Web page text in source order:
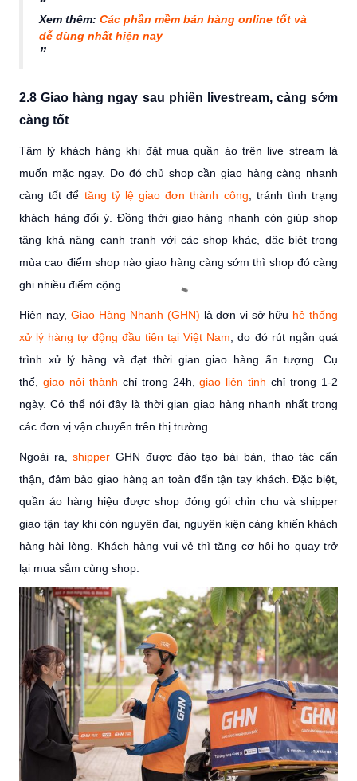
Xem thêm: Các phần mềm bán hàng online tốt và
dễ dùng nhất hiện nay
2.8 Giao hàng ngay sau phiên livestream, càng sớm
càng tốt
Tâm lý khách hàng khi đặt mua quần áo trên live stream là
muốn mặc ngay. Do đó chủ shop cần giao hàng càng nhanh
càng tốt để tăng tỷ lệ giao đơn thành công , tránh tình trạng
khách hàng đổi ý. Đồng thời giao hàng nhanh còn giúp shop
tăng khả năng cạnh tranh với các shop khác, đặc biệt trong
mùa cao điểm shop nào giao hàng càng sớm thì shop đó càng
ghi nhiều điểm cộng.
Hiện nay, Giao Hàng Nhanh (GHN) là đơn vị sở hữu hệ thống
xử lý hàng tự động đầu tiên tại Việt Nam , do đó rút ngắn quá
trình xử lý hàng và đạt thời gian giao hàng ấn tượng. Cụ
thể, giao nội thành chỉ trong 24h,giao liên tỉnh chỉ trong 1-2
ngày. Có thể nói đây là thời gian giao hàng nhanh nhất trong
các đơn vị vận chuyển trên thị trường.
Ngoài ra,shipperGHN được đào tạo bài bản, thao tác cẩn
thận, đảm bảo giao hàng an toàn đến tận tay khách. Đặc biệt,
quần áo hàng hiệu được shop đóng gói chỉn chu và shipper
giao tận tay khi còn nguyên đai, nguyên kiện càng khiến khách
hàng hài lòng. Khách hàng vui vẻ thì tăng cơ hội họ quay trở
lại mua sắm cùng shop.